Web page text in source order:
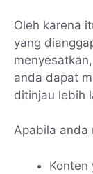
Oleh karena
yang
anda dapat
ditinjau lebih
Apabila anda
Konten